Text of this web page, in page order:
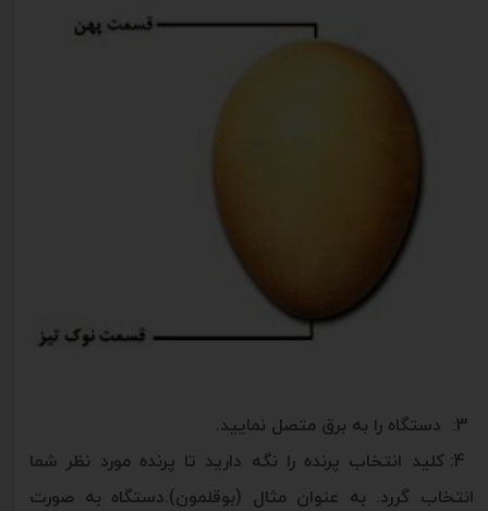
4: کلید انتخاب پرنده را نگه دارید تا پرنده مورد نظر شما
انتخاب گررد. به عنوان مثال (بوقلمون).دستگاه به صورت